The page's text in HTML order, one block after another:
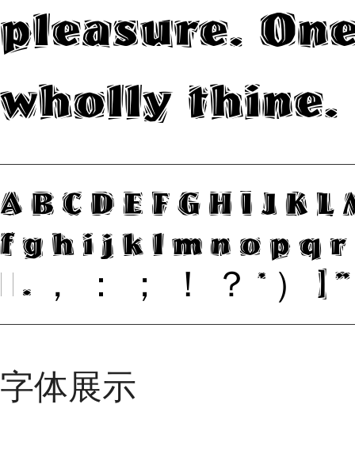
pleasure.
wholly thine.
@.，：；！？’
字体展示